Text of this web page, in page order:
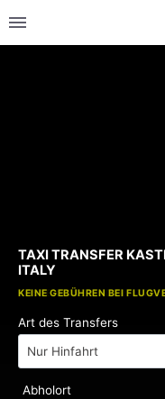
KEINE GEBÜHREN BEI
TAXI TRANSFER
ITALY
Art des Transfers
Abholort